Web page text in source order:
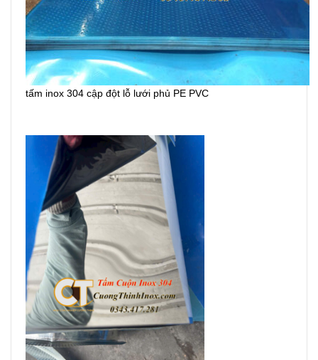
tấm inox 304 cập đột lỗ lưới phủ PE PVC